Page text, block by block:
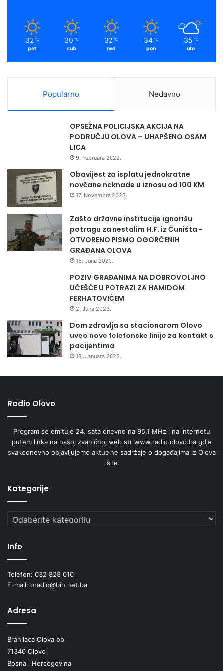
32 ℃
pet
30 ℃
sub
32 ℃
ned
34 ℃
pon
35 ℃
uto
Popularno Nedavno
OPSEŽNA POLICIJSKA AKCIJA NA
PODRUČJU OLOVA – UHAPŠENO OSAM
LICA
9. Februara 2022.
Obavijest za isplatu jednokratne
novčane naknade u iznosu od 100 KM
17. Novembra 2023.
Zašto državne institucije ignorišu
potragu za nestalim H.F. iz Čuništa -
OTVORENO PISMO OGORČENIH
GRAĐANA OLOVA
15. Juna 2023.
POZIV GRAĐANIMA NA DOBROVOLJNO
UČEŠĆE U POTRAZI ZA HAMIDOM
FERHATOVIĆEM
2. Juna 2023.
Dom zdravlja sa stacionarom Olovo
uveo nove telefonske linije za kontakt s
pacijentima
18. Januara 2022.
Radio Olovo
Program se emituje 24. sata dnevno na 95,1 MHz i na internetu
putem linka na našoj zvaničnoj web str www.radio.olovo.ba gdje
svakodnevno objavljujemo aktuelne sadržaje o događajima iz Olova
i šire.
Kategorije
Kategorije
Info
Telefon: 032 828 010
E-mail: oradio@bih.net.ba
Adresa
Branilaca Olova bb
71340 Olovo
Bosna i Hercegovina